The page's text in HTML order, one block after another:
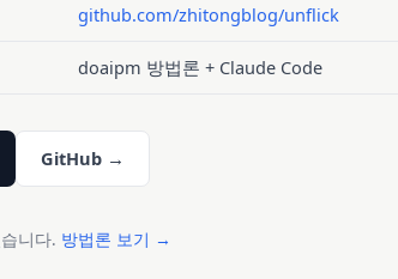
github.com/zhitongblog/unflick
doaipm 방법론 + Claude Code
GitHub →
니다. 방법론 보기 →